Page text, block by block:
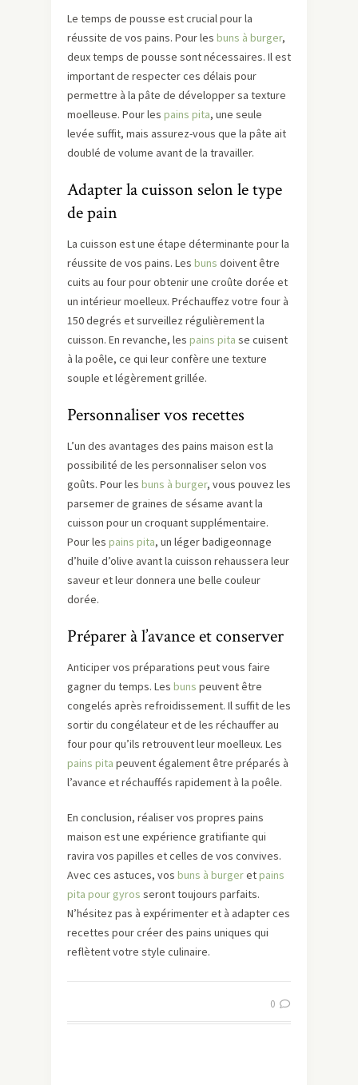
Le temps de pousse est crucial pour la
réussite de vos pains. Pour les buns à burger,
deux temps de pousse sont nécessaires. Il est
important de respecter ces délais pour
permettre à la pâte de développer sa texture
moelleuse. Pour les pains pita, une seule
levée suffit, mais assurez-vous que la pâte ait
doublé de volume avant de la travailler.
Adapter la cuisson selon le type
de pain
La cuisson est une étape déterminante pour la
réussite de vos pains. Les buns doivent être
cuits au four pour obtenir une croûte dorée et
un intérieur moelleux. Préchauffez votre four à
150 degrés et surveillez régulièrement la
cuisson. En revanche, les pains pita se cuisent
à la poêle, ce qui leur confère une texture
souple et légèrement grillée.
Personnaliser vos recettes
L’un des avantages des pains maison est la
possibilité de les personnaliser selon vos
goûts. Pour les buns à burger, vous pouvez les
parsemer de graines de sésame avant la
cuisson pour un croquant supplémentaire.
Pour les pains pita, un léger badigeonnage
d’huile d’olive avant la cuisson rehaussera leur
saveur et leur donnera une belle couleur
dorée.
Préparer à l’avance et conserver
Anticiper vos préparations peut vous faire
gagner du temps. Les buns peuvent être
congelés après refroidissement. Il suffit de les
sortir du congélateur et de les réchauffer au
four pour qu’ils retrouvent leur moelleux. Les
pains pita peuvent également être préparés à
l’avance et réchauffés rapidement à la poêle.
En conclusion, réaliser vos propres pains
maison est une expérience gratifiante qui
ravira vos papilles et celles de vos convives.
Avec ces astuces, vos buns à burgeretpains
pita pour gyros seront toujours parfaits.
N’hésitez pas à expérimenter et à adapter ces
recettes pour créer des pains uniques qui
reflètent votre style culinaire.
0